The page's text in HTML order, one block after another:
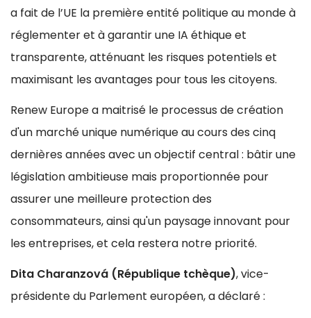
a fait de l’UE la première entité politique au monde à
réglementer et à garantir une IA éthique et
transparente, atténuant les risques potentiels et
maximisant les avantages pour tous les citoyens.
Renew Europe a maitrisé le processus de création
d'un marché unique numérique au cours des cinq
dernières années avec un objectif central : bâtir une
législation ambitieuse mais proportionnée pour
assurer une meilleure protection des
consommateurs, ainsi qu'un paysage innovant pour
les entreprises, et cela restera notre priorité.
Dita Charanzová (République tchèque), vice-
présidente du Parlement européen, a déclaré :